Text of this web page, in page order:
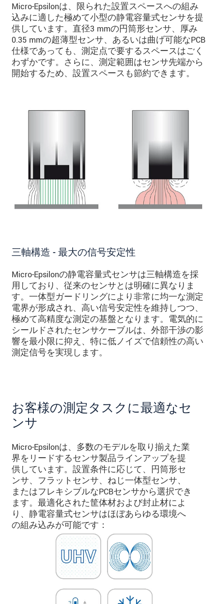
Micro-Epsilonは、限られた設置スペースへの組み
込みに適した極めて小型の静電容量式センサを提
供しています。直径3 mmの円筒形センサ、厚み
0.35 mmの超薄型センサ、あるいは曲げ可能なPCB
仕様であっても、測定点で要するスペースはごく
わずかです。さらに、測定範囲はセンサ先端から
開始するため、設置スペースも節約できます。
三軸構造 - 最大の信号安定性
Micro-Epsilonの静電容量式センサは三軸構造を採
用しており、従来のセンサとは明確に異なりま
す。一体型ガードリングにより非常に均一な測定
電界が形成され、高い信号安定性を維持しつつ、
極めて高精度な測定の基盤となります。電気的に
シールドされたセンサケーブルは、外部干渉の影
響を最小限に抑え、特に低ノイズで信頼性の高い
測定信号を実現します。
お客様の測定タスクに最適なセ
ンサ
Micro-Epsilonは、多数のモデルを取り揃えた業
界をリードするセンサ製品ラインアップを提
供しています。設置条件に応じて、円筒形セ
ンサ、フラットセンサ、ねじ一体型センサ、
またはフレキシブルなPCBセンサから選択でき
ます。最適化された筐体材および封止材によ
り、静電容量式センサはほぼあらゆる環境へ
の組み込みが可能です：